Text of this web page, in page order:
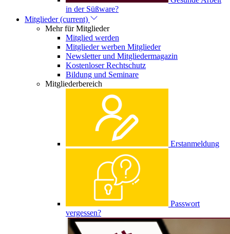
in der Süßware?
Mitglieder(current)
Mehr für Mitglieder
Mitglied werden
Mitglieder werben Mitglieder
Newsletter und Mitgliedermagazin
Kostenloser Rechtschutz
Bildung und Seminare
Mitgliederbereich
Erstanmeldung
Passwort
vergessen?